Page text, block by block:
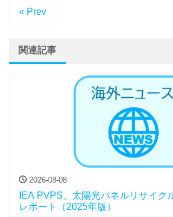
« Prev
関連記事
2026-08-08
IEA PVPS、太陽光パネルリサイク
レポート（2025年版）